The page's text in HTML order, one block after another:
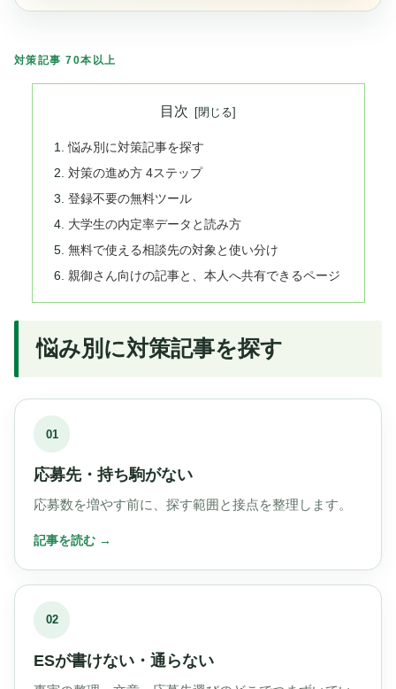
対策記事 70本以上
目次
悩み別に対策記事を探す
対策の進め方 4ステップ
登録不要の無料ツール
大学生の内定率データと読み方
無料で使える相談先の対象と使い分け
親御さん向けの記事と、本人へ共有できるページ
悩み別に対策記事を探す
01
応募先・持ち駒がない
応募数を増やす前に、探す範囲と接点を整理します。
02
ESが書けない・通らない